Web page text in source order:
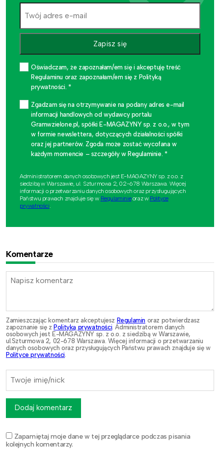
Zapisz się
Oświadczam, że zapoznałam/em się i akceptuję treść
Regulaminu oraz zapoznałam/em się z Polityką
prywatności. *
Zgadzam się na otrzymywanie na podany adres e-mail
informacji handlowych od wydawcy portalu
Gramwzielone.pl, spółki E-MAGAZYNY sp. z o.o., w tym
w formie newslettera, dotyczących działalności spółki
oraz jej partnerów. Zgoda może zostać wycofana w
każdym momencie – szczegóły w Regulaminie. *
Administratorem danych osobowych jest E-MAGAZYNY sp. z o.o. z
siedzibą w Warszawie, ul. Szturmowa 2, 02-678 Warszawa. Więcej
informacji o przetwarzaniu danych osobowych oraz przysługujących
Państwu prawach znajduje się w Regulaminieoraz w Polityce
prywatności.
Komentarze
Zamieszczając komentarz akceptujesz Regulamin oraz potwierdzasz
zapoznanie się z Polityką prywatności. Administratorem danych
osobowych jest E-MAGAZYNY sp. z o.o. z siedzibą w Warszawie,
ul.Szturmowa 2, 02-678 Warszawa. Więcej informacji o przetwarzaniu
danych osobowych oraz przysługujących Państwu prawach znajduje się w
Polityce prywatności.
Zapamiętaj moje dane w tej przeglądarce podczas pisania
kolejnych komentarzy.
Dodaj komentarz